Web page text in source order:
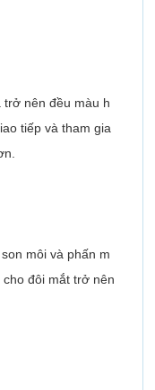
nên đều màu h
tiếp và tham gia
môi và phấn m
đôi mắt trở nên